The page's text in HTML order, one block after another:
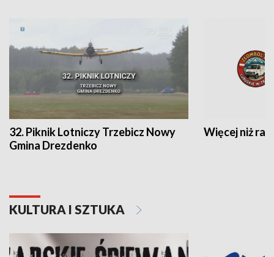
32. Piknik Lotniczy Trzebicz Nowy
Gmina Drezdenko
Więcej niż rajd
KULTURA I SZTUKA